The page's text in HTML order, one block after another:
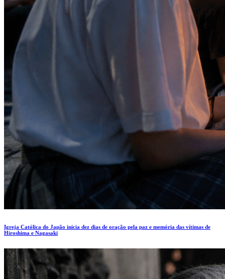
Igreja Católica do Japão inicia dez dias de oração pela paz e memória das vítimas de
Hiroshima e Nagasaki